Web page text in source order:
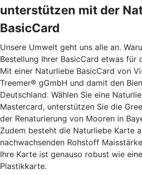
unterstützen mit der
BasicCard
Unsere Umwelt geht uns alle an.
Bestellung Ihrer BasicCard etwas für
Mit einer Naturliebe BasicCard von
Treemer® gGmbH und damit den
Deutschland. Wählen Sie eine
Mastercard, unterstützen Sie die
der Renaturierung von Mooren in
Zudem besteht die Naturliebe Karte
nachwachsenden Rohstoff
Ihre Karte ist genauso robust wie
Plastikkarte.